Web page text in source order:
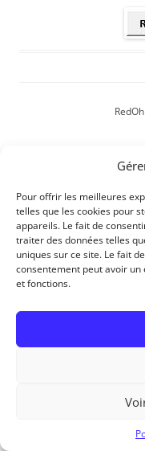
Pour offrir les meilleures
telles que les cookies pour
appareils. Le fait de
traiter des données telles
uniques sur ce site. Le fait
consentement peut avoir
et fonctions.